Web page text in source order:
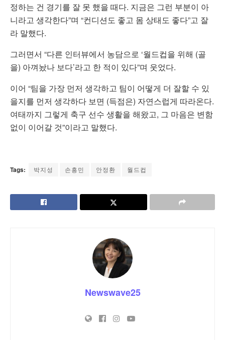
정하는 건 경기를 잘 못 했을 때다. 지금은 그런 부분이 아
니라고 생각한다”며 “컨디션도 좋고 몸 상태도 좋다”고 잘
라 말했다.
그러면서 “다른 인터뷰에서 농담으로 ‘월드컵을 위해 (골
을) 아껴놨나 보다’라고 한 적이 있다”며 웃었다.
이어 “팀을 가장 먼저 생각하고 팀이 어떻게 더 잘할 수 있
을지를 먼저 생각하다 보면 (득점은) 자연스럽게 따라온다.
여태까지 그렇게 축구 선수 생활을 해왔고, 그 마음은 변함
없이 이어갈 것”이라고 말했다.
Tags: 박지성 손흥민 안정환 월드컵
Newswave25